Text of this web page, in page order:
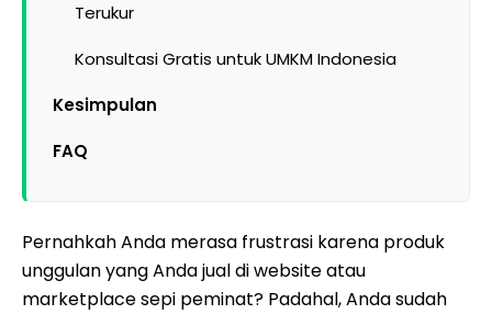
Terukur
Konsultasi Gratis untuk UMKM Indonesia
Kesimpulan
FAQ
Pernahkah Anda merasa frustrasi karena produk
unggulan yang Anda jual di website atau
marketplace sepi peminat? Padahal, Anda sudah